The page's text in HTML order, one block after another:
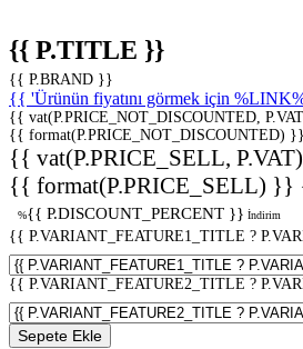
{{ P.TITLE }}
{{ P.BRAND }}
{{ 'Ürünün fiyatını görmek için
{{ vat(P.PRICE_NOT_DISCOUNTED,
{{ format(P.PRICE_NOT_DISCOUNTED) }}
{{ vat(P.PRICE_SELL,
{{ format(P.PRICE_SELL) }}
%{{ P.DISCOUNT_PERCENT }} İndirim
{{ P.VARIANT_FEATURE1_TITLE ?
{{ P.VARIANT_FEATURE2_TITLE ?
Sepete Ekle